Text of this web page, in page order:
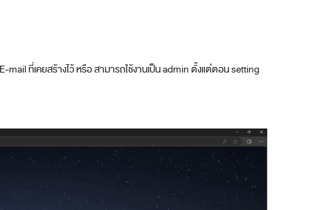
ที่เคยสร้างไว้ หรือ สามารถใช้งานเป็น admin ตั้งแต่ตอน setting